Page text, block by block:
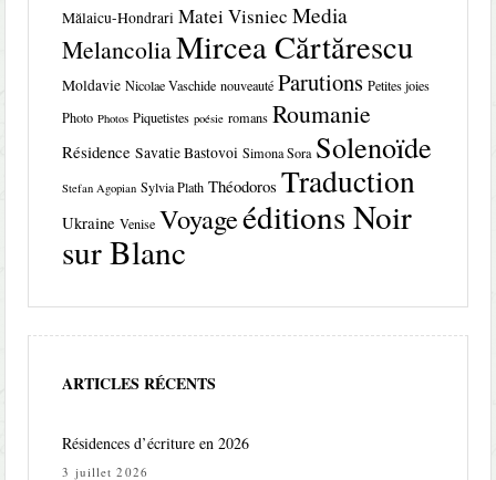
Mălaicu-Hondrari Matei Visniec Media
MelancoliaMircea Cărtărescu
Moldavie Nicolae Vaschide nouveauté Parutions Petites joies
Photo Photos Piquetistes poésie romans Roumanie
Résidence Savatie Bastovoi Simona Sora Solenoïde
Stefan Agopian Sylvia Plath Théodoros Traduction
Ukraine Venise Voyageéditions Noir
sur Blanc
ARTICLES RÉCENTS
Résidences d’écriture en 2026
3 juillet 2026